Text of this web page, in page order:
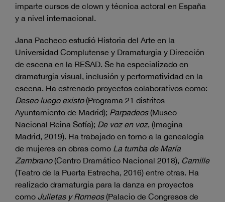
imparte cursos de clown y técnica actoral en España
y a nivel internacional.
Jana Pacheco estudió Historia del Arte en la
Universidad Complutense y Dramaturgia y Dirección
de escena en la RESAD. Se ha especializado en
dramaturgia visual, inclusión y performatividad en la
escena. Ha estrenado proyectos colaborativos como:
Deseo luego existo(Programa 21 distritos-
Ayuntamiento de Madrid); Parpadeos(Museo
Nacional Reina Sofía); De voz en voz, (Imagina
Madrid, 2019). Ha trabajado en torno a la genealogía
de mujeres en obras como La tumba de María
Zambrano(Centro Dramático Nacional 2018), Camille
(Teatro de la Puerta Estrecha, 2016) entre otras. Ha
realizado dramaturgia para la danza en proyectos
como Julietas y Romeos(Palacio de Congresos de